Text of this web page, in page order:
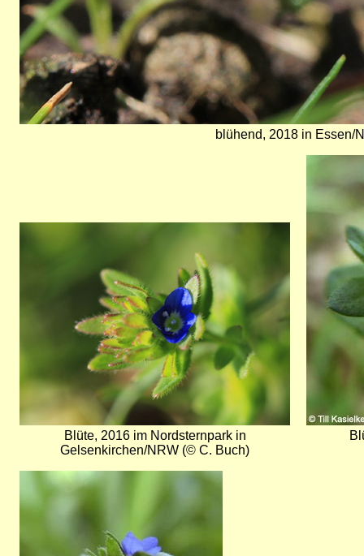
blühend, 2018 in Essen/
Blüte, 2016 im Nordsternpark in
Gelsenkirchen/NRW (© C. Buch)